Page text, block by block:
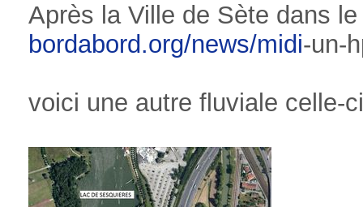
Après la Ville de Sète dans
bordabord.org/news/midi-un-
voici une autre fluviale celle-